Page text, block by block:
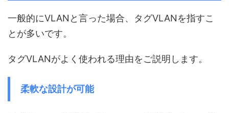
一般的にVLANと言った場合、タグVLANを指すこ
とが多いです。
タグVLANがよく使われる理由をご説明します。
柔軟な設計が可能